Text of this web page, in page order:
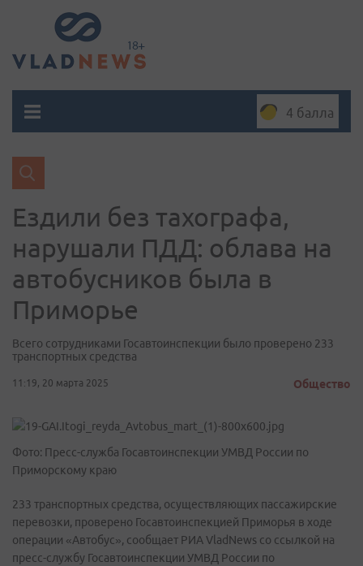
4 балла
Ездили без тахографа,
нарушали ПДД: облава на
автобусников была в
Приморье
Всего сотрудниками Госавтоинспекции было проверено 233
транспортных средства
11:19, 20 марта 2025 Общество
Фото: Пресс-служба Госавтоинспекции УМВД России по
Приморскому краю
233 транспортных средства, осуществляющих пассажирские
перевозки, проверено Госавтоинспекцией Приморья в ходе
операции «Автобус», сообщает РИА VladNews со ссылкой на
пресс-службу Госавтоинспекции УМВД России по